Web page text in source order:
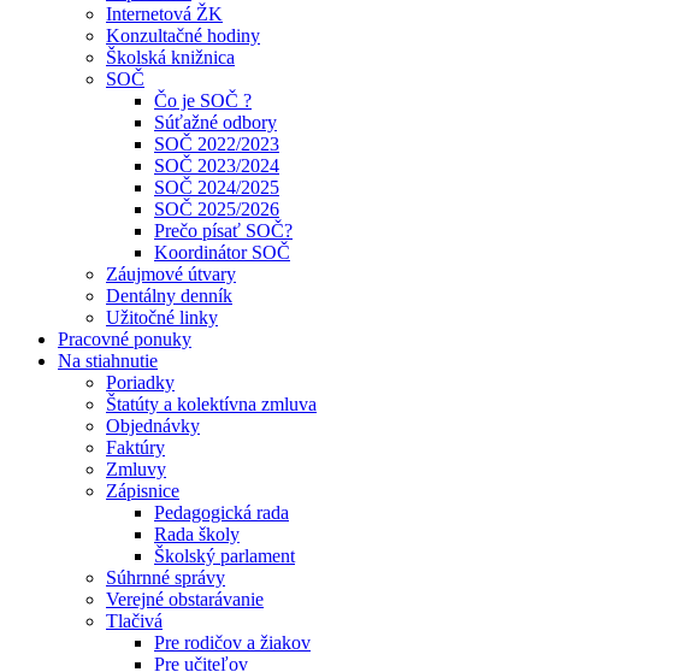
Internetová ŽK
Konzultačné hodiny
Školská knižnica
SOČ
Čo je SOČ ?
Súťažné odbory
SOČ 2022/2023
SOČ 2023/2024
SOČ 2024/2025
SOČ 2025/2026
Prečo písať SOČ?
Koordinátor SOČ
Záujmové útvary
Dentálny denník
Užitočné linky
Pracovné ponuky
Na stiahnutie
Poriadky
Štatúty a kolektívna zmluva
Objednávky
Faktúry
Zmluvy
Zápisnice
Pedagogická rada
Rada školy
Školský parlament
Súhrnné správy
Verejné obstarávanie
Tlačivá
Pre rodičov a žiakov
Pre učiteľov